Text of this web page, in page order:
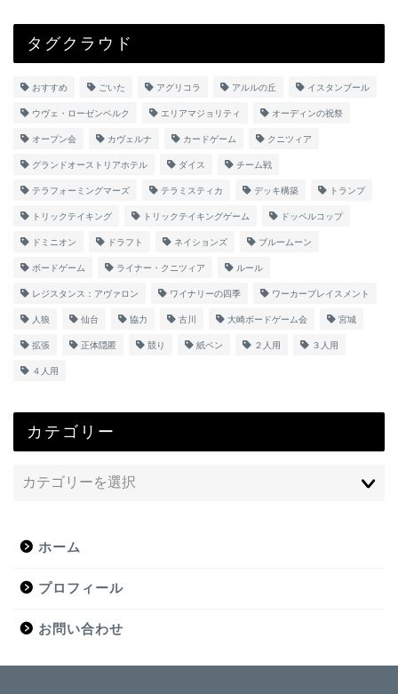
タグクラウド
おすすめ ごいた アグリコラ アルルの丘 イスタンブール
ウヴェ・ローゼンベルク エリアマジョリティ オーディンの祝祭
オープン会 カヴェルナ カードゲーム クニツィア
グランドオーストリアホテル ダイス チーム戦
テラフォーミングマーズ テラミスティカ デッキ構築 トランプ
トリックテイキング トリックテイキングゲーム ドッペルコップ
ドミニオン ドラフト ネイションズ ブルームーン
ボードゲーム ライナー・クニツィア ルール
レジスタンス：アヴァロン ワイナリーの四季 ワーカープレイスメント
人狼 仙台 協力 古川 大崎ボードゲーム会 宮城
拡張 正体隠匿 競り 紙ペン ２人用 ３人用
４人用
カテゴリー
ホーム
プロフィール
お問い合わせ